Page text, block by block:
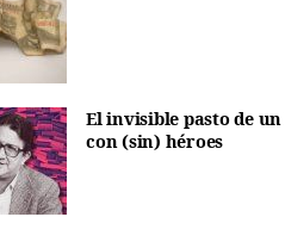
El invisible pasto de
con (sin) héroes